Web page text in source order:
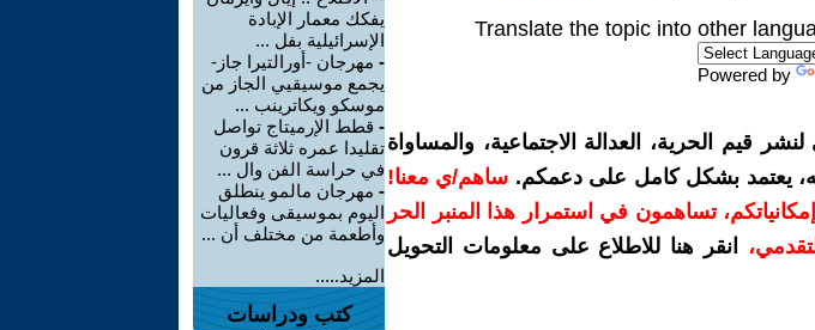
Translate the topic into other
Powered by
الحرية، العدالة الاجتماعية، والمساواة
يعتمد بشكل كامل على دعمكم. ساهم/ي معنا!
حسب إمكانياتكم، تساهمون في استمرار هذا المنبر الحر
،
انقر هنا للاطلاع على معلومات التحويل
يفكك معمار الإبادة
الإسرائيلية بفل ...
- مهرجان -أورالتيرا جاز-
يجمع موسيقيي الجاز من
موسكو ويكاترينب ...
- قطط الإرميتاج تواصل
تقليدا عمره ثلاثة قرون
في حراسة الفن وال ...
- مهرجان مالمو ينطلق
اليوم بموسيقى وفعاليات
وأطعمة من مختلف أن ...
المزيد.....
كتب ودراسات